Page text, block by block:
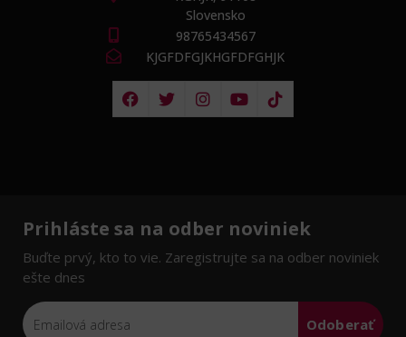
Slovensko
98765434567
KJGFDFGJKHGFDFGHJK
Prihláste sa na odber noviniek
Buďte prvý, kto to vie. Zaregistrujte sa na odber noviniek
ešte dnes
Odoberať